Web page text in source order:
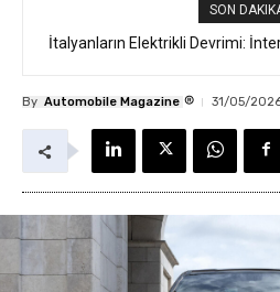
SON
İtalyanların Elektrikli Devrimi:
By Automobile Magazine ® 31/05/